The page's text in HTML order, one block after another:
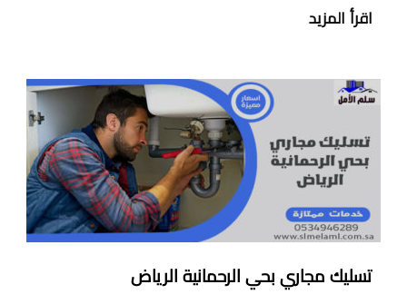
اقرأ المزيد
تسليك مجاري بحي الرحمانية الرياض